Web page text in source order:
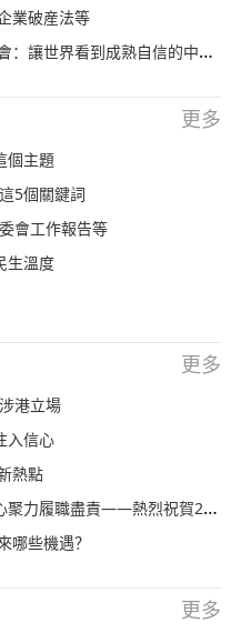
業破産法等
世界看到成熟自信的中國氣質
更多
個主題
5個關鍵詞
會工作報告等
生溫度
更多
港立場
入信心
熱點
責——熱烈祝賀2021年全國兩會召開
哪些機遇？
更多